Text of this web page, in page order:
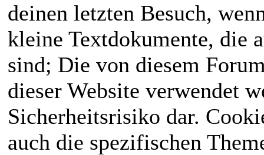
deinen letzten Besuch,
kleine Textdokumente, die
sind; Die von diesem
dieser Website verwendet
Sicherheitsrisiko dar.
auch die spezifischen